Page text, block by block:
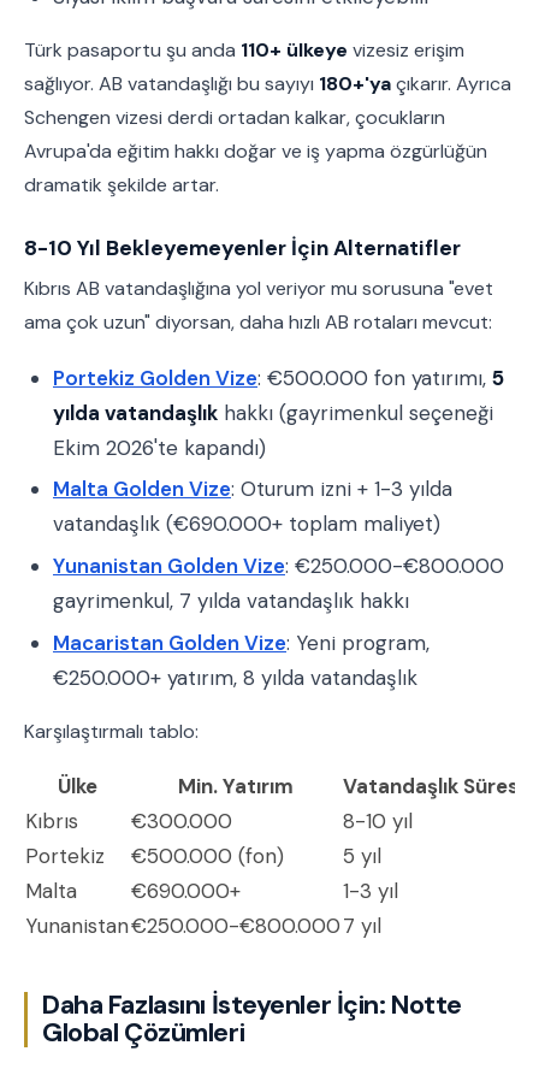
Türk pasaportu şu anda 110+ ülkeye vizesiz erişim
sağlıyor. AB vatandaşlığı bu sayıyı 180+'yaçıkarır. Ayrıca
Schengen vizesi derdi ortadan kalkar, çocukların
Avrupa'da eğitim hakkı doğar ve iş yapma özgürlüğün
dramatik şekilde artar.
8-10 Yıl Bekleyemeyenler İçin Alternatifler
Kıbrıs AB vatandaşlığına yol veriyor mu sorusuna "evet
ama çok uzun" diyorsan, daha hızlı AB rotaları mevcut:
Portekiz Golden Vize: €500.000 fon yatırımı, 5
yılda vatandaşlık hakkı (gayrimenkul seçeneği
Ekim 2026'te kapandı)
Malta Golden Vize: Oturum izni + 1-3 yılda
vatandaşlık (€690.000+ toplam maliyet)
Yunanistan Golden Vize: €250.000-€800.000
gayrimenkul, 7 yılda vatandaşlık hakkı
Macaristan Golden Vize: Yeni program,
€250.000+ yatırım, 8 yılda vatandaşlık
Karşılaştırmalı tablo:
Ülke Min. Yatırım Vatandaşlık Süresi
Kıbrıs
€300.000 8-10 yıl
Portekiz
€500.000 (fon) 5 yıl
Malta
€690.000+ 1-3 yıl
Yunanistan€250.000-€800.0007 yıl
Daha Fazlasını İsteyenler İçin: Notte
Global Çözümleri